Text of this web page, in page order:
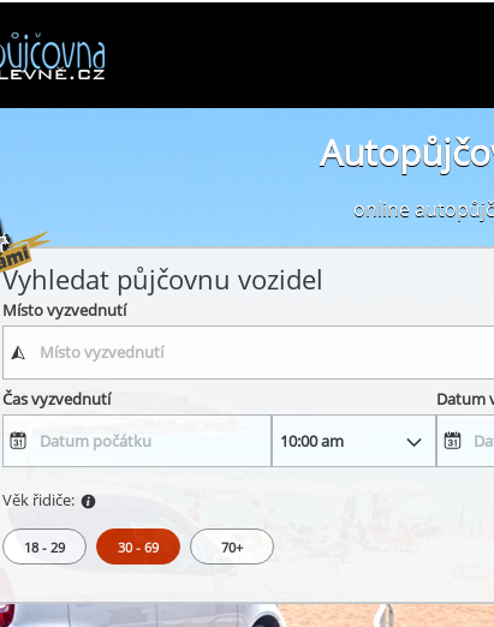
online
Vyhledat půjčovnu vozidel
Místo vyzvednutí
Čas vyzvednutí Datum
Věk řidiče:
18 - 29 30 - 69 70+